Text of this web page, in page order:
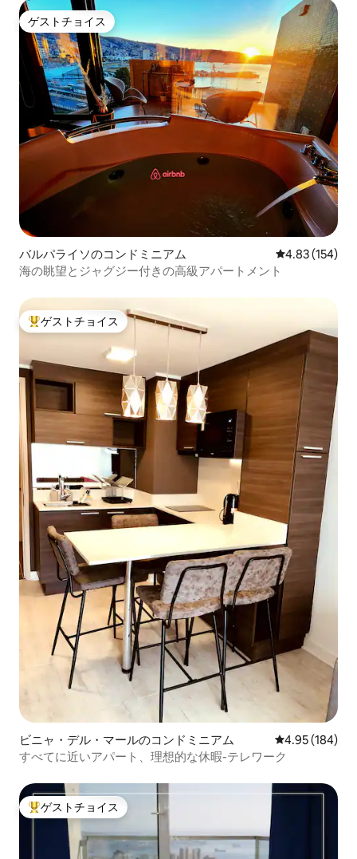
ゲストチョイス
ゲストチョイス
バルパライソのコンドミニアム レビュー154
4.83 (154)
海の眺望とジャグジー付きの高級アパートメント
大好評のゲストチョイスです。
ゲストチョイス
ビニャ・デル・マールのコンドミニアム レビュー184
4.95 (184)
すべてに近いアパート、理想的な休暇-テレワーク
大好評のゲストチョイスです。
ゲストチョイス